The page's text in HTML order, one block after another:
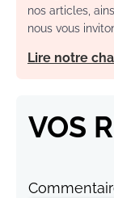
nos articles,
nous vous
Lire notre
VOS